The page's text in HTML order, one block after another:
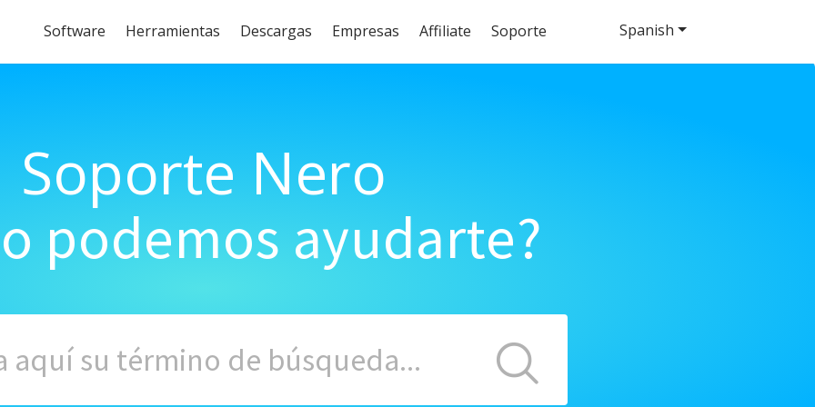
Software Herramientas Descargas Empresas Affiliate Soporte
Soporte Nero
podemos ayudarte?
Spanish